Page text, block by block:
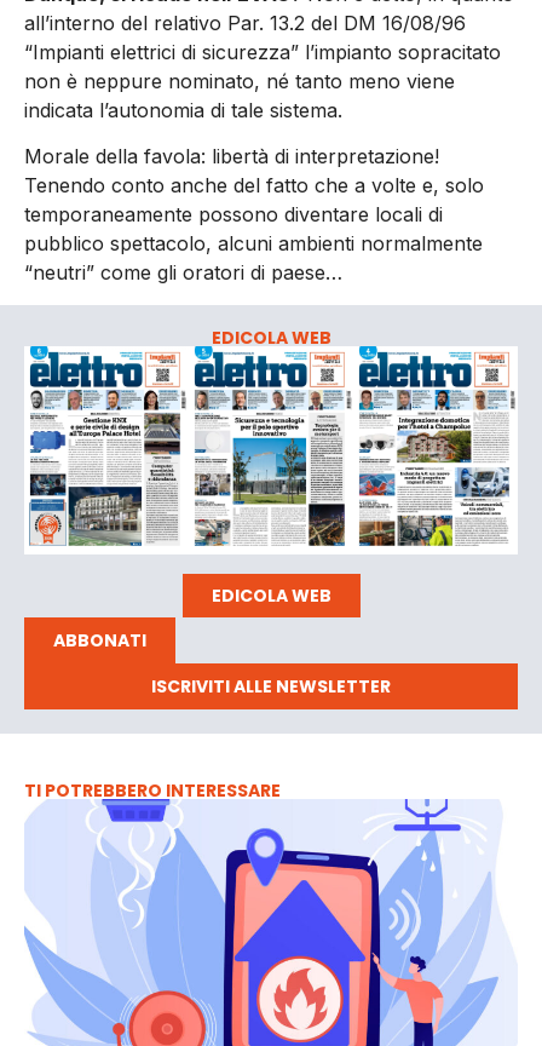
all’interno del relativo Par. 13.2 del DM 16/08/96
“Impianti elettrici di sicurezza” l’impianto sopracitato
non è neppure nominato, né tanto meno viene
indicata l’autonomia di tale sistema.
Morale della favola: libertà di interpretazione!
Tenendo conto anche del fatto che a volte e, solo
temporaneamente possono diventare locali di
pubblico spettacolo, alcuni ambienti normalmente
“neutri” come gli oratori di paese…
EDICOLA WEB
EDICOLA WEB
ABBONATI
ISCRIVITI ALLE NEWSLETTER
TI POTREBBERO INTERESSARE